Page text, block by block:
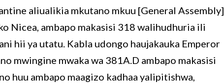
aliualikia mkutano mkuu [General Assembly]
Nicea, ambapo makasisi 318 walihudhuria ili
hii ya utatu. Kabla udongo haujakauka Emperor
mwingine mwaka wa 381A.D ambapo makasisi
huu ambapo maagizo kadhaa yalipitishwa,